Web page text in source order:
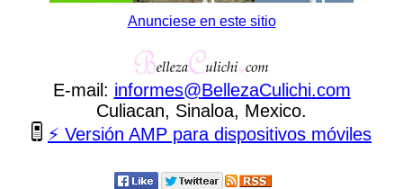
Anunciese en este sitio
E-mail: informes@BellezaCulichi.com
Culiacan, Sinaloa, Mexico.
⚡ Versión AMP para dispositivos móviles